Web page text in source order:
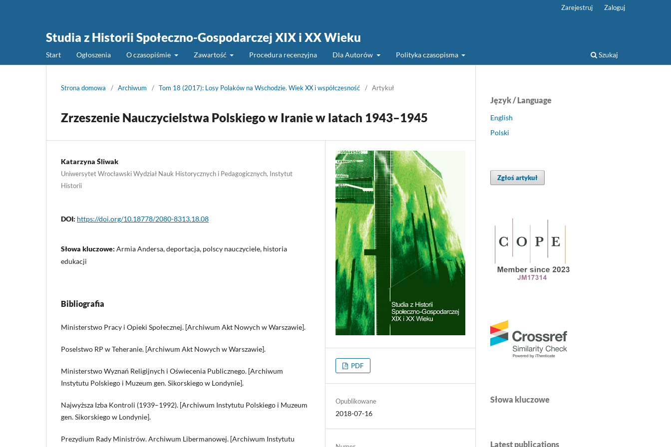
Studia z Historii Społeczno-Gospodarczej XIX i XX Wieku
Start Ogłoszenia O czasopiśmie Zawartość Procedura recenzyjna Dla Autorów Polityka czasopisma Szukaj
Zarejestruj Zaloguj
Strona domowa / Archiwum / Tom 18 (2017): Losy Polaków na Wschodzie. Wiek XX i współczesność / Artykuł
Zrzeszenie Nauczycielstwa Polskiego w Iranie w latach 1943–1945
Katarzyna Śliwak
Uniwersytet Wrocławski Wydział Nauk Historycznych i Pedagogicznych, Instytut
Historii
DOI: https://doi.org/10.18778/2080-8313.18.08
Słowa kluczowe: Armia Andersa, deportacja, polscy nauczyciele, historia
edukacji
Bibliografia
Ministerstwo Pracy i Opieki Społecznej. [Archiwum Akt Nowych w Warszawie].
Poselstwo RP w Teheranie. [Archiwum Akt Nowych w Warszawie].
Ministerstwo Wyznań Religijnych i Oświecenia Publicznego. [Archiwum
Instytutu Polskiego i Muzeum gen. Sikorskiego w Londynie].
Najwyższa Izba Kontroli (1939–1992). [Archiwum Instytutu Polskiego i Muzeum
gen. Sikorskiego w Londynie].
Prezydium Rady Ministrów. Archiwum Libermanowej. [Archiwum Instytutu
PDF
Opublikowane
2018-07-16
Język / Language
English
Polski
Zgłoś artykuł
Słowa kluczowe
Latest publications